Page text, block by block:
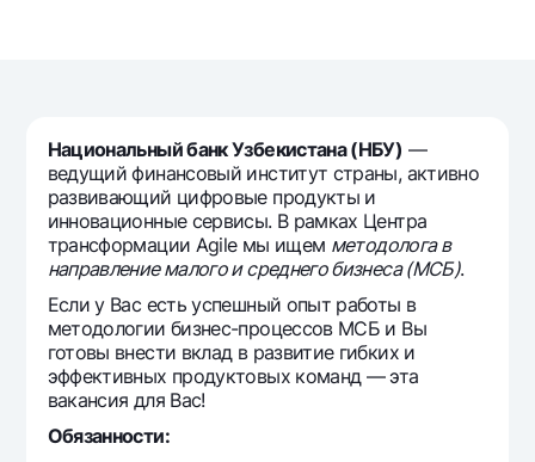
Серебряный депозит
Mastercard
Зарплатные
Garmin pay
Акции
Мобильное приложение Milliy
Часто задаваемые вопросы
Ищите по сайту
Национальный банк Узбекистана (НБУ) —
ведущий финансовый институт страны, активно
развивающий цифровые продукты и
инновационные сервисы. В рамках Центра
трансформации Agile мы ищем методолога в
направление малого и среднего бизнеса (МСБ).​​​​​​​
Если у Вас есть успешный опыт работы в
методологии бизнес-процессов МСБ и Вы
готовы внести вклад в развитие гибких и
эффективных продуктовых команд — эта
вакансия для Вас!
Обязанности: